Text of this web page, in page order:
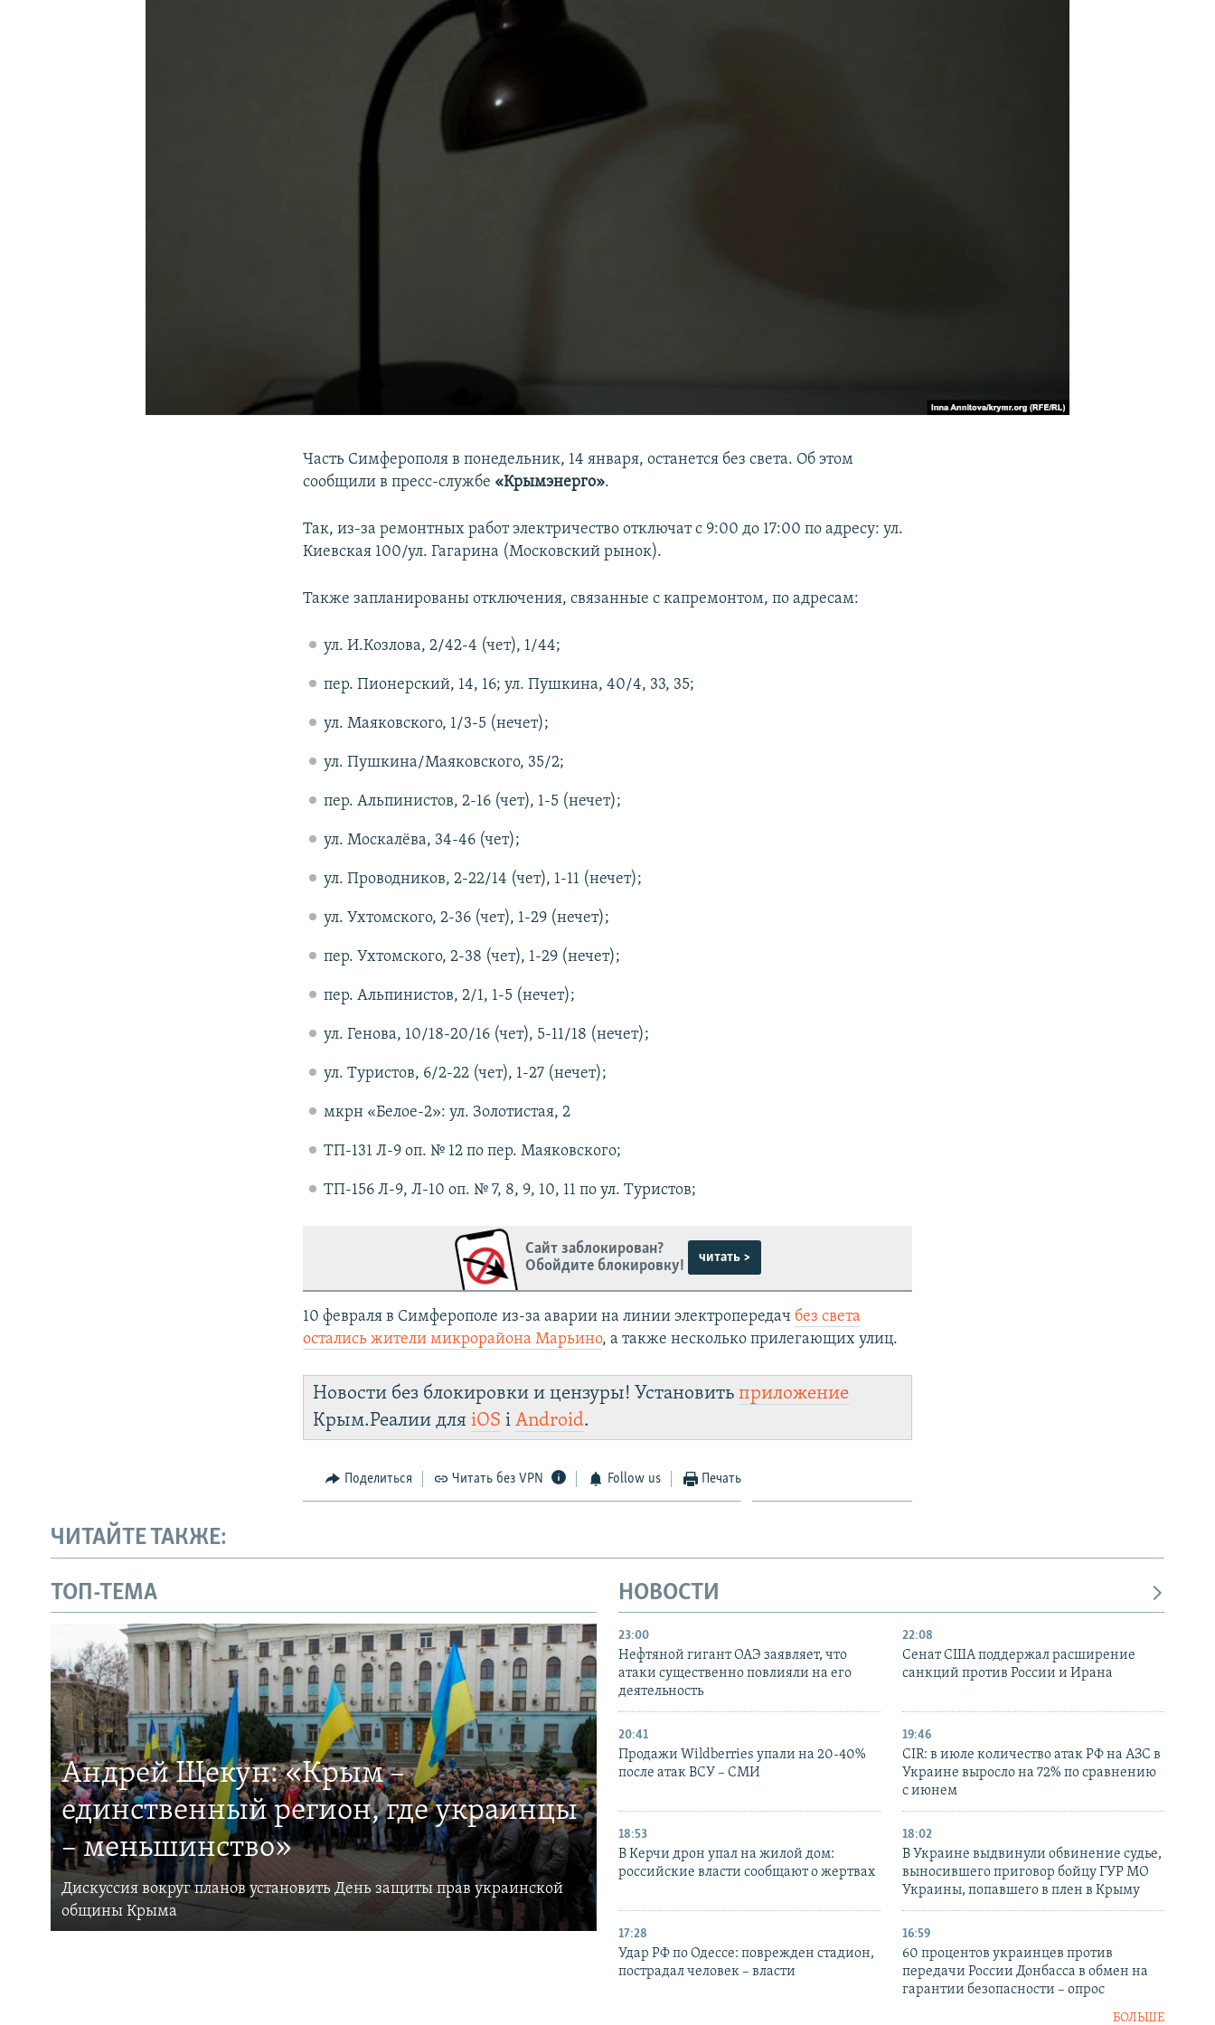
Часть Симферополя в понедельник, 14 января, останется без света. Об этом
сообщили в пресс-службе «Крымэнерго».
Так, из-за ремонтных работ электричество отключат с 9:00 до 17:00 по адресу: ул.
Киевская 100/ул. Гагарина (Московский рынок).
Также запланированы отключения, связанные с капремонтом, по адресам:
ул. И.Козлова, 2/42-4 (чет), 1/44;
пер. Пионерский, 14, 16; ул. Пушкина, 40/4, 33, 35;
ул. Маяковского, 1/3-5 (нечет);
ул. Пушкина/Маяковского, 35/2;
пер. Альпинистов, 2-16 (чет), 1-5 (нечет);
ул. Москалёва, 34-46 (чет);
ул. Проводников, 2-22/14 (чет), 1-11 (нечет);
ул. Ухтомского, 2-36 (чет), 1-29 (нечет);
пер. Ухтомского, 2-38 (чет), 1-29 (нечет);
пер. Альпинистов, 2/1, 1-5 (нечет);
ул. Генова, 10/18-20/16 (чет), 5-11/18 (нечет);
ул. Туристов, 6/2-22 (чет), 1-27 (нечет);
мкрн «Белое-2»: ул. Золотистая, 2
ТП-131 Л-9 оп. № 12 по пер. Маяковского;
ТП-156 Л-9, Л-10 оп. № 7, 8, 9, 10, 11 по ул. Туристов;
Сайт заблокирован?
Обойдите блокировку!
читать >
10 февраля в Симферополе из-за аварии на линии электропередач без света
остались жители микрорайона Марьино, а также несколько прилегающих улиц.
Новости без блокировки и цензуры! Установитьприложение
Крым.Реалии дляiOS іAndroid.
Поделиться Читать без VPN Follow us Печать
ЧИТАЙТЕ ТАКЖЕ:
ТОП-ТЕМА
Андрей Щекун: «Крым –
единственный регион, где украинцы
– меньшинство»
Дискуссия вокруг планов установить День защиты прав украинской
общины Крыма
НОВОСТИ
23:00
Нефтяной гигант ОАЭ заявляет, что
атаки существенно повлияли на его
деятельность
22:08
Сенат США поддержал расширение
санкций против России и Ирана
20:41
Продажи Wildberries упали на 20-40%
после атак ВСУ – СМИ
19:46
CIR: в июле количество атак РФ на АЗС в
Украине выросло на 72% по сравнению
с июнем
18:53
В Керчи дрон упал на жилой дом:
российские власти сообщают о жертвах
18:02
В Украине выдвинули обвинение судье,
выносившего приговор бойцу ГУР МО
Украины, попавшего в плен в Крыму
17:28
Удар РФ по Одессе: поврежден стадион,
пострадал человек – власти
16:59
60 процентов украинцев против
передачи России Донбасса в обмен на
гарантии безопасности – опрос
БОЛЬШЕ